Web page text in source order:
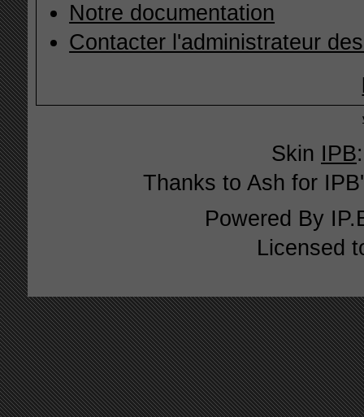
Notre documentation
Contacter l'administrateur
Skin IPB
Thanks to Ash for
Powered By
Licensed